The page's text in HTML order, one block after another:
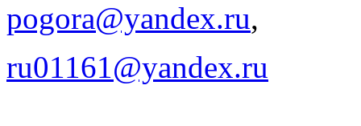
pogora@yandex.ru,
ru01161@yandex.ru